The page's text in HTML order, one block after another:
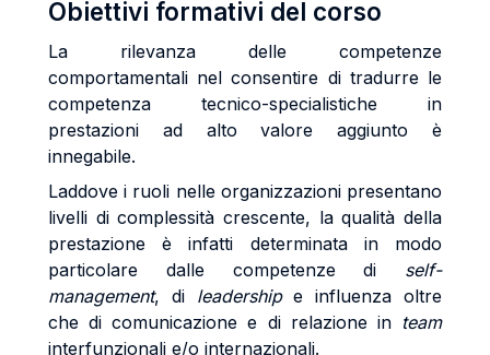
Obiettivi formativi del corso
La rilevanza delle competenze
comportamentali nel consentire di tradurre le
competenza tecnico-specialistiche in
prestazioni ad alto valore aggiunto è
innegabile.
Laddove i ruoli nelle organizzazioni presentano
livelli di complessità crescente, la qualità della
prestazione è infatti determinata in modo
particolare dalle competenze di self-
management, di leadershipe influenza oltre
che di comunicazione e di relazione in team
interfunzionali e/o internazionali.